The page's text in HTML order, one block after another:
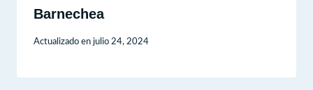
Barnechea
Actualizado en julio 24, 2024